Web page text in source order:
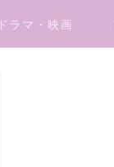
ドラマ・映画